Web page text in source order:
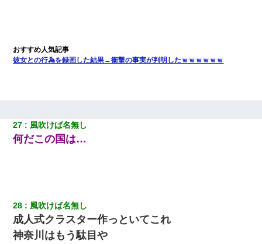
彼女との行為を録画した結果→衝撃の事実が判明したｗｗｗｗｗｗ
27 風吹けば名無し
何だこの国は…
28 風吹けば名無し
成人式クラスター作っといてこれ
神奈川はもう駄目や